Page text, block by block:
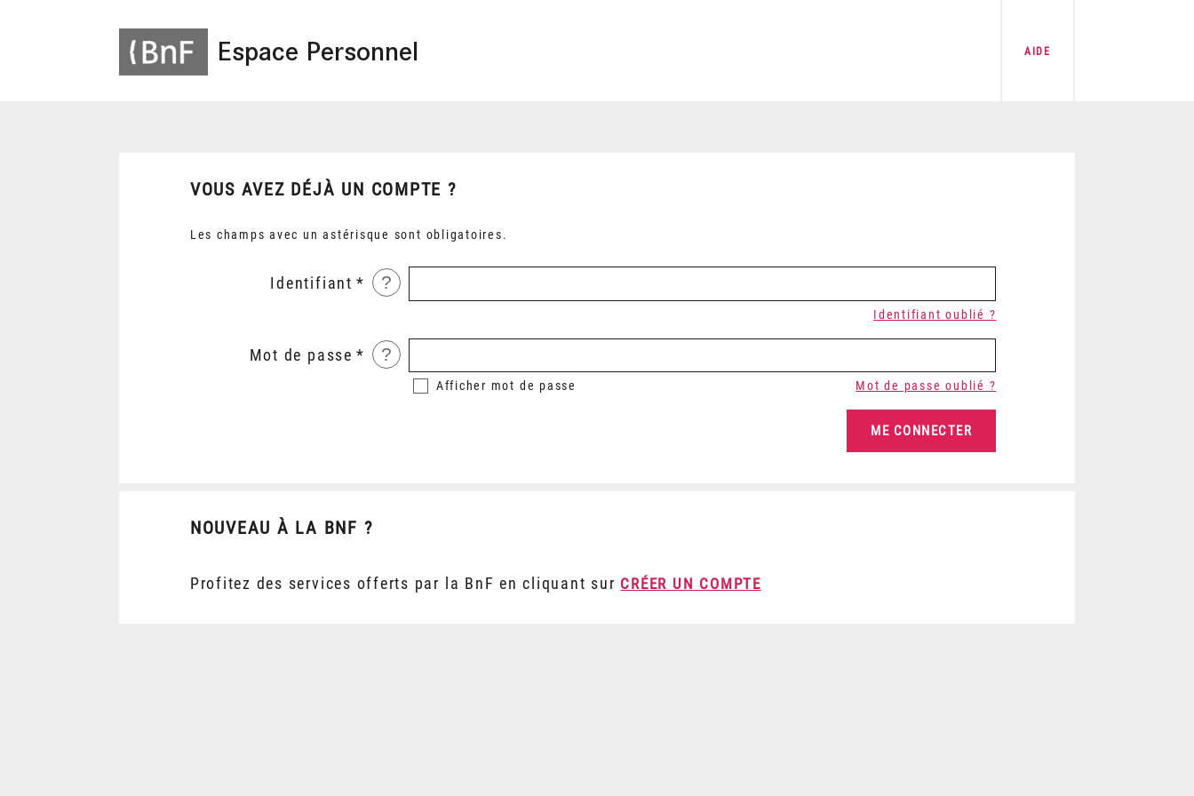
Espace Personnel AIDE
VOUS AVEZ DÉJÀ UN COMPTE ?
Les champs avec un astérisque sont obligatoires.
Identifiant ?
Identifiant oublié ?
Mot de passe ?
Afficher mot de passe Mot de passe oublié ?
NOUVEAU À LA BNF ?
Profitez des services offerts par la BnF en cliquant sur CRÉER UN COMPTE